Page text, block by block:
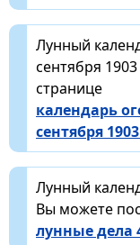
Лунный
сентября
странице
календарь
сентября
Лунный
Вы можете
лунные дела